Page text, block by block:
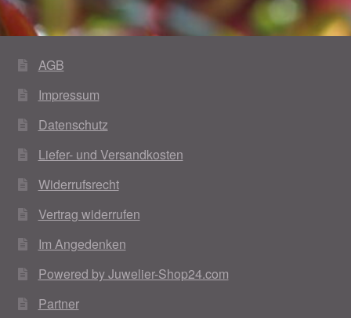
Im Gedenken an
Impressum
Karneval 2015 – Schmuck zu Fasching & Co.
Karneval 2020 – Schmuck zu Fasching & Co.
Kasse
Liefer- und Versandkosten
Magisches und Festliches zu Halloween
AGB
Impressum
Datenschutz
Liefer- und Versandkosten
Widerrufsrecht
Vertrag widerrufen
Im Angedenken
Powered by Juwelier-Shop24.com
Partner